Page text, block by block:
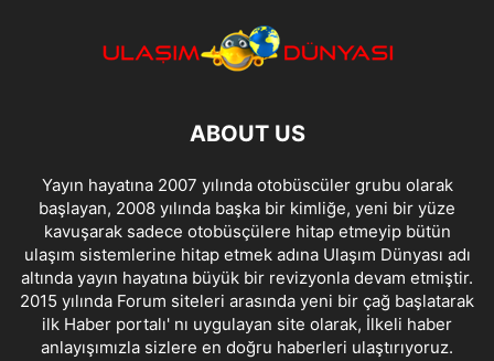
ABOUT US
Yayın hayatına 2007 yılında otobüscüler grubu olarak
başlayan, 2008 yılında başka bir kimliğe, yeni bir yüze
kavuşarak sadece otobüsçülere hitap etmeyip bütün
ulaşım sistemlerine hitap etmek adına Ulaşım Dünyası adı
altında yayın hayatına büyük bir revizyonla devam etmiştir.
2015 yılında Forum siteleri arasında yeni bir çağ başlatarak
ilk Haber portalı' nı uygulayan site olarak, İlkeli haber
anlayışımızla sizlere en doğru haberleri ulaştırıyoruz.